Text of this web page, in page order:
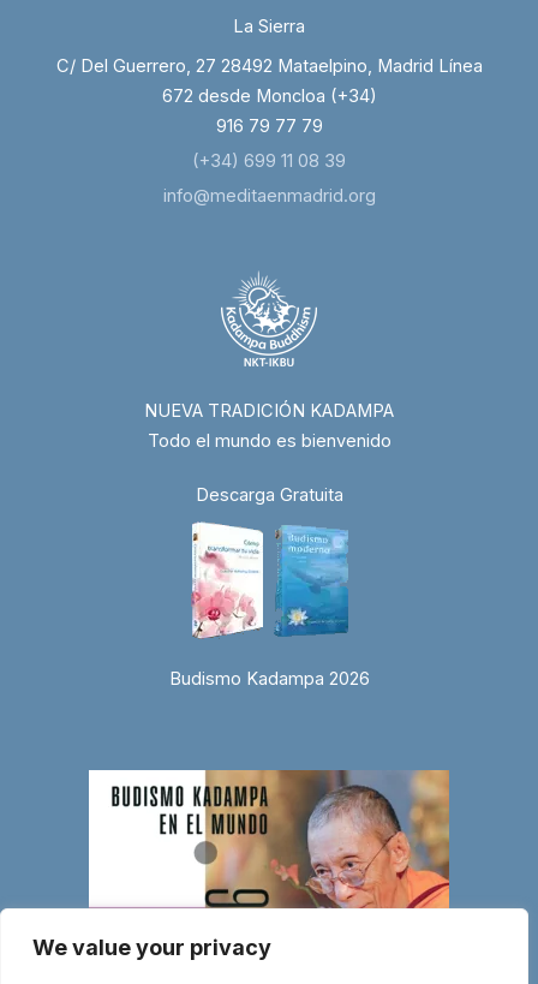
We value your privacy
La Sierra
C/ Del Guerrero, 27 28492 Mataelpino, Madrid Línea
672 desde Moncloa (+34)
916 79 77 79
(+34) 699 11 08 39
info@meditaenmadrid.org
NUEVA TRADICIÓN KADAMPA
Todo el mundo es bienvenido
Descarga Gratuita
Budismo Kadampa 2026